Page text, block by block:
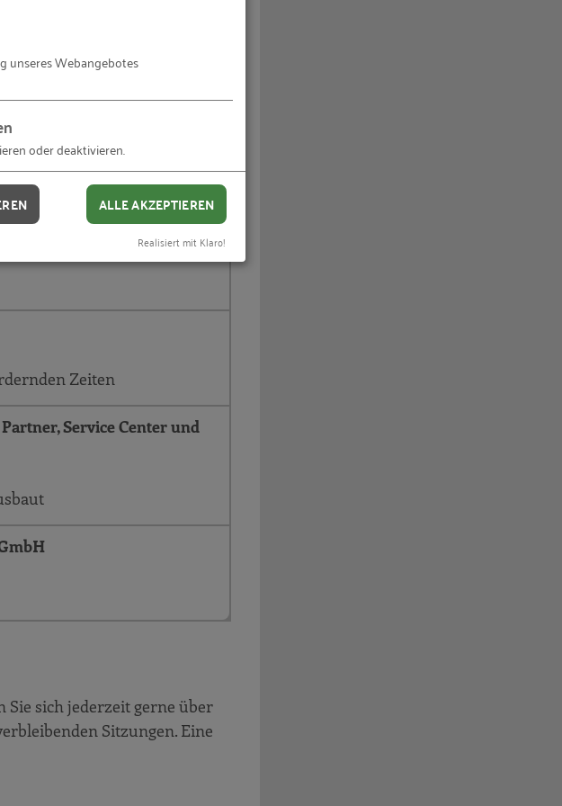
Zeiten
Service Center und
Sie sich jederzeit gerne über
Sitzungen. Eine
unseres Webangebotes
oder deaktivieren.
ALLE AKZEPTIEREN
Realisiert mit Klaro!